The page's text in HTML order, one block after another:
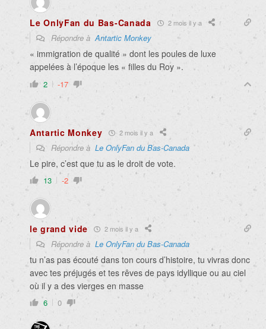
Le OnlyFan du Bas-Canada 2 mois il y a
Répondre àAntartic Monkey
« immigration de qualité » dont les poules de luxe
appelées à l’époque les « filles du Roy ».
2 -17
Antartic Monkey 2 mois il y a
Répondre à Le OnlyFan du Bas-Canada
Le pire, c’est que tu as le droit de vote.
13 -2
le grand vide 2 mois il y a
Répondre à Le OnlyFan du Bas-Canada
tu n’as pas écouté dans ton cours d’histoire, tu vivras donc
avec tes préjugés et tes rêves de pays idyllique ou au ciel
où il y a des vierges en masse
6 0